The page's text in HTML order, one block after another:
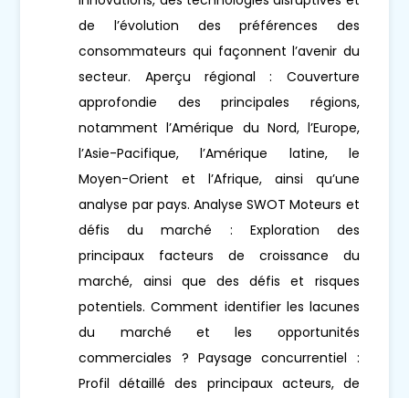
de l’évolution des préférences des
consommateurs qui façonnent l’avenir du
secteur. Aperçu régional : Couverture
approfondie des principales régions,
notamment l’Amérique du Nord, l’Europe,
l’Asie-Pacifique, l’Amérique latine, le
Moyen-Orient et l’Afrique, ainsi qu’une
analyse par pays. Analyse SWOT Moteurs et
défis du marché : Exploration des
principaux facteurs de croissance du
marché, ainsi que des défis et risques
potentiels. Comment identifier les lacunes
du marché et les opportunités
commerciales ? Paysage concurrentiel :
Profil détaillé des principaux acteurs, de